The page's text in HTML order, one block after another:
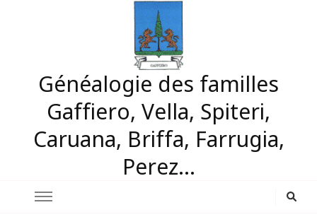
Généalogie des familles
Gaffiero, Vella, Spiteri,
Caruana, Briffa, Farrugia,
Perez…